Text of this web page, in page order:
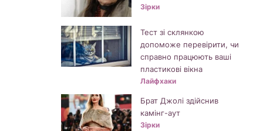
Зірки
Тест зі склянкою
допоможе перевірити, чи
справно працюють ваші
пластикові вікна
Лайфхаки
Брат Джолі здійснив
камінг-аут
Зірки